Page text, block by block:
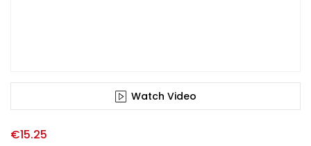
Watch Video
€15.25